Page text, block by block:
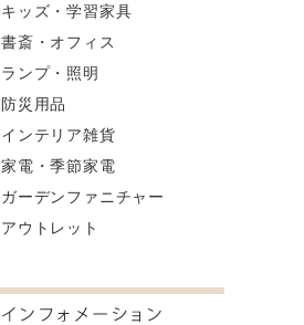
キッズ・学習家具
書斎・オフィス
ランプ・照明
防災用品
インテリア雑貨
家電・季節家電
ガーデンファニチャー
アウトレット